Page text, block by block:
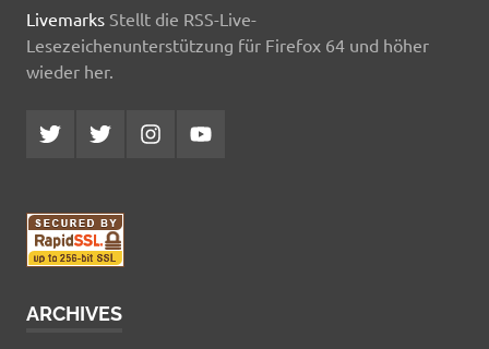
Livemarks Stellt die RSS-Live-
Lesezeichenunterstützung für Firefox 64 und höher
wieder her.
Twitter
MCDP
Twitter
Musicradiostation
InstagramYouTube
ARCHIVES